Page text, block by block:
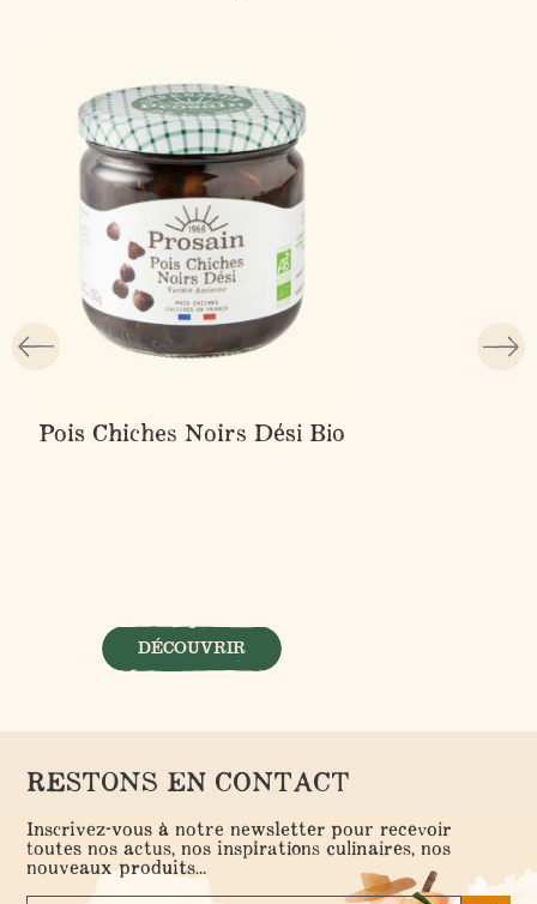
Pois Chiches Noirs Dési Bio
DÉCOUVRIR
RESTONS EN CONTACT
Inscrivez-vous à notre newsletter pour recevoir
toutes nos actus, nos inspirations culinaires, nos
nouveaux produits...